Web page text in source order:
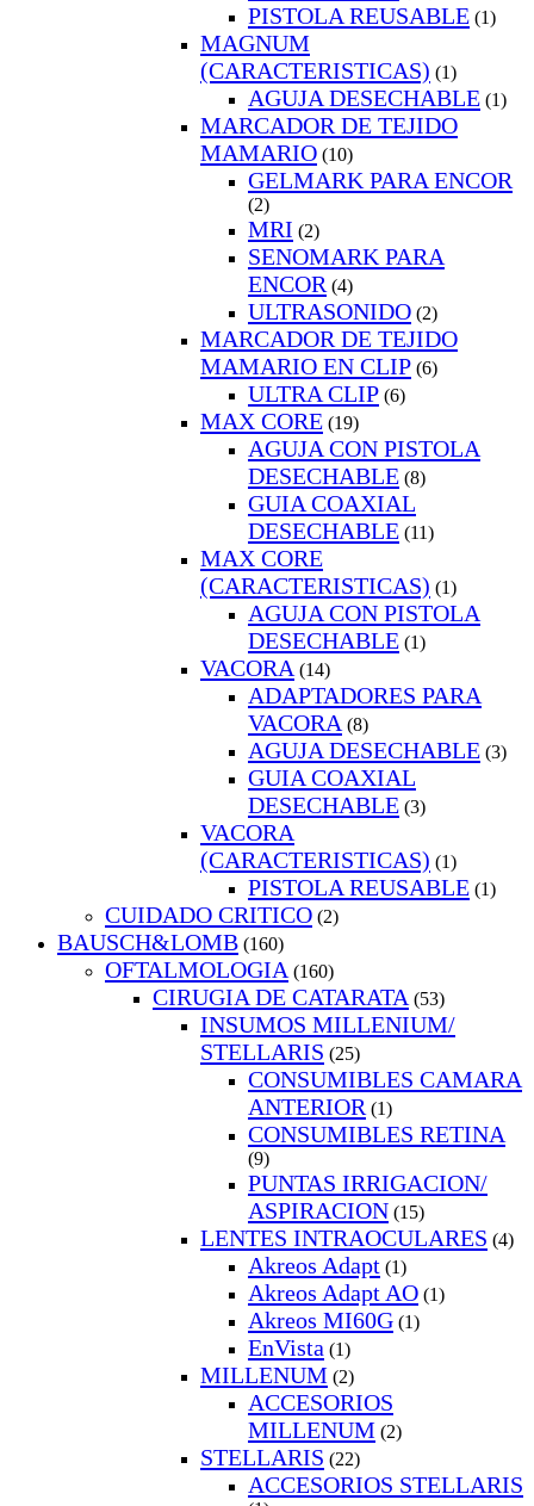
PISTOLA REUSABLE (1)
MAGNUM
(CARACTERISTICAS) (1)
AGUJA DESECHABLE (1)
MARCADOR DE TEJIDO
MAMARIO (10)
GELMARK PARA ENCOR
(2)
MRI (2)
SENOMARK PARA
ENCOR (4)
ULTRASONIDO (2)
MARCADOR DE TEJIDO
MAMARIO EN CLIP (6)
ULTRA CLIP (6)
MAX CORE (19)
AGUJA CON PISTOLA
DESECHABLE (8)
GUIA COAXIAL
DESECHABLE (11)
MAX CORE
(CARACTERISTICAS) (1)
AGUJA CON PISTOLA
DESECHABLE (1)
VACORA (14)
ADAPTADORES PARA
VACORA (8)
AGUJA DESECHABLE (3)
GUIA COAXIAL
DESECHABLE (3)
VACORA
(CARACTERISTICAS) (1)
PISTOLA REUSABLE (1)
CUIDADO CRITICO (2)
BAUSCH&LOMB (160)
OFTALMOLOGIA (160)
CIRUGIA DE CATARATA (53)
INSUMOS MILLENIUM/
STELLARIS (25)
CONSUMIBLES CAMARA
ANTERIOR (1)
CONSUMIBLES RETINA
(9)
PUNTAS IRRIGACION/
ASPIRACION (15)
LENTES INTRAOCULARES (4)
Akreos Adapt (1)
Akreos Adapt AO (1)
Akreos MI60G (1)
EnVista (1)
MILLENUM (2)
ACCESORIOS
MILLENUM (2)
STELLARIS (22)
ACCESORIOS STELLARIS